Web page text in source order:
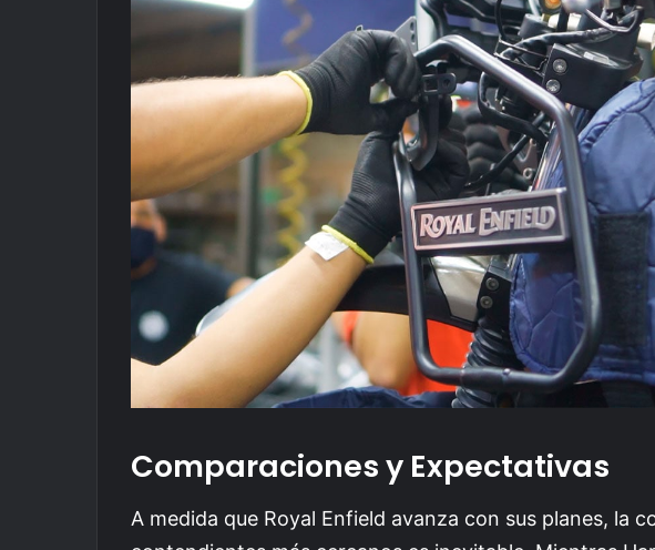
Comparaciones y Expectativas
A medida que Royal Enfield avanza con sus planes, la